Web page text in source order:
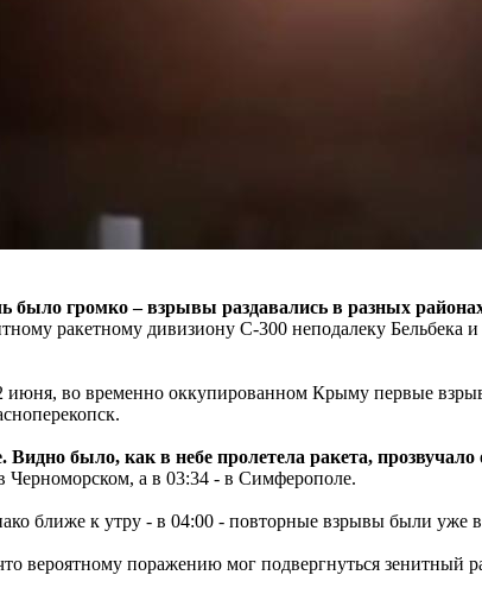
громко – взрывы раздавались в разных
ракетному дивизиону С-300 неподалеку
во временно оккупированном Крыму первые
было, как в небе пролетела ракета, прозвучало
Черноморском, а в 03:34 - в Симферополе.
ближе к утру - в 04:00 - повторные взрывы были уже
вероятному поражению мог подвергнуться зенитный